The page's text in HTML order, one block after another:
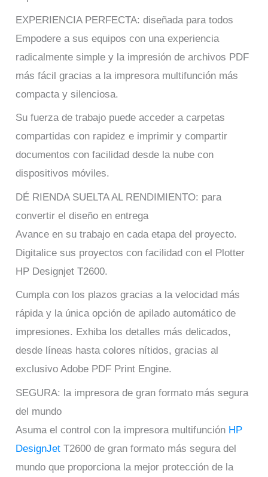
EXPERIENCIA PERFECTA: diseñada para todos
Empodere a sus equipos con una experiencia
radicalmente simple y la impresión de archivos PDF
más fácil gracias a la impresora multifunción más
compacta y silenciosa.
Su fuerza de trabajo puede acceder a carpetas
compartidas con rapidez e imprimir y compartir
documentos con facilidad desde la nube con
dispositivos móviles.
DÉ RIENDA SUELTA AL RENDIMIENTO: para
convertir el diseño en entrega
Avance en su trabajo en cada etapa del proyecto.
Digitalice sus proyectos con facilidad con el Plotter
HP Designjet T2600.
Cumpla con los plazos gracias a la velocidad más
rápida y la única opción de apilado automático de
impresiones. Exhiba los detalles más delicados,
desde líneas hasta colores nítidos, gracias al
exclusivo Adobe PDF Print Engine.
SEGURA: la impresora de gran formato más segura
del mundo
Asuma el control con la impresora multifunción HP
DesignJet T2600 de gran formato más segura del
mundo que proporciona la mejor protección de la